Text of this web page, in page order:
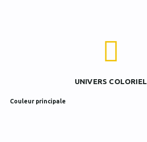
UNIVERS COLORIEL
Couleur principale